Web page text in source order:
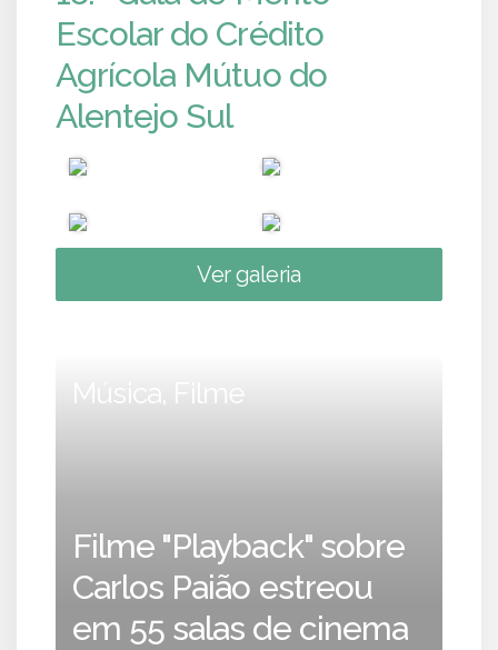
Escolar do Crédito
Agrícola Mútuo do
Alentejo Sul
Ver galeria
Música, Filme
Filme "Playback" sobre
Carlos Paião estreou
em 55 salas de cinema